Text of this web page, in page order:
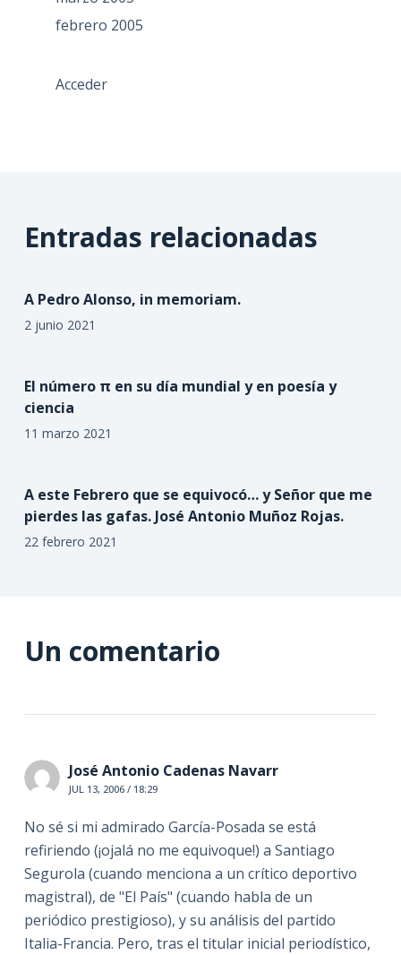
febrero 2005
Acceder
Entradas relacionadas
A Pedro Alonso, in memoriam.
2 junio 2021
El número π en su día mundial y en poesía y
ciencia
11 marzo 2021
A este Febrero que se equivocó… y Señor que me
pierdes las gafas. José Antonio Muñoz Rojas.
22 febrero 2021
Un comentario
José Antonio Cadenas Navarr
JUL 13, 2006 / 18:29
No sé si mi admirado García-Posada se está
refiriendo (¡ojalá no me equivoque!) a Santiago
Segurola (cuando menciona a un crítico deportivo
magistral), de "El País" (cuando habla de un
periódico prestigioso), y su análisis del partido
Italia-Francia. Pero, tras el titular inicial periodístico,